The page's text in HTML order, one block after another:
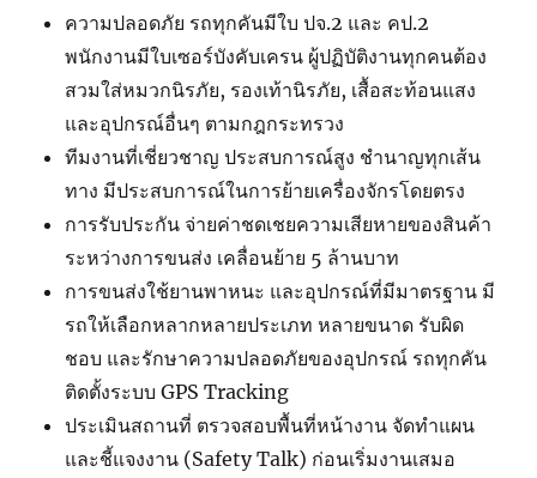
ความปลอดภัย รถทุกคันมีใบ ปจ.2 และ คป.2
พนักงานมีใบเซอร์บังคับเครน ผู้ปฏิบัติงานทุกคนต้อง
สวมใส่หมวกนิรภัย, รองเท้านิรภัย, เสื้อสะท้อนแสง
และอุปกรณ์อื่นๆ ตามกฎกระทรวง
ทีมงานที่เชี่ยวชาญ ประสบการณ์สูง ชำนาญทุกเส้น
ทาง มีประสบการณ์ในการย้ายเครื่องจักรโดยตรง
การรับประกัน จ่ายค่าชดเชยความเสียหายของสินค้า
ระหว่างการขนส่ง เคลื่อนย้าย 5 ล้านบาท
การขนส่งใช้ยานพาหนะ และอุปกรณ์ที่มีมาตรฐาน มี
รถให้เลือกหลากหลายประเภท หลายขนาด รับผิด
ชอบ และรักษาความปลอดภัยของอุปกรณ์ รถทุกคัน
ติดตั้งระบบ GPS Tracking
ประเมินสถานที่ ตรวจสอบพื้นที่หน้างาน จัดทำแผน
และชี้แจงงาน (Safety Talk) ก่อนเริ่มงานเสมอ